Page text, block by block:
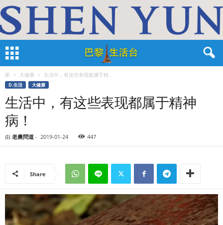
家 大健康 生活中，有这些表现都属于精...
D.生活 大健康
生活中，有这些表现都属于精神
病！
由 老農問道 - 2019-01-24 447
Share